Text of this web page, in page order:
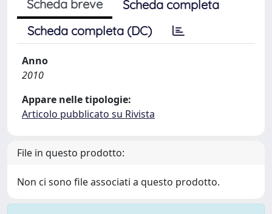
Scheda breve
Scheda completa
Scheda completa (DC)
Anno
2010
Appare nelle tipologie:
Articolo pubblicato su Rivista
File in questo prodotto:
Non ci sono file associati a questo prodotto.